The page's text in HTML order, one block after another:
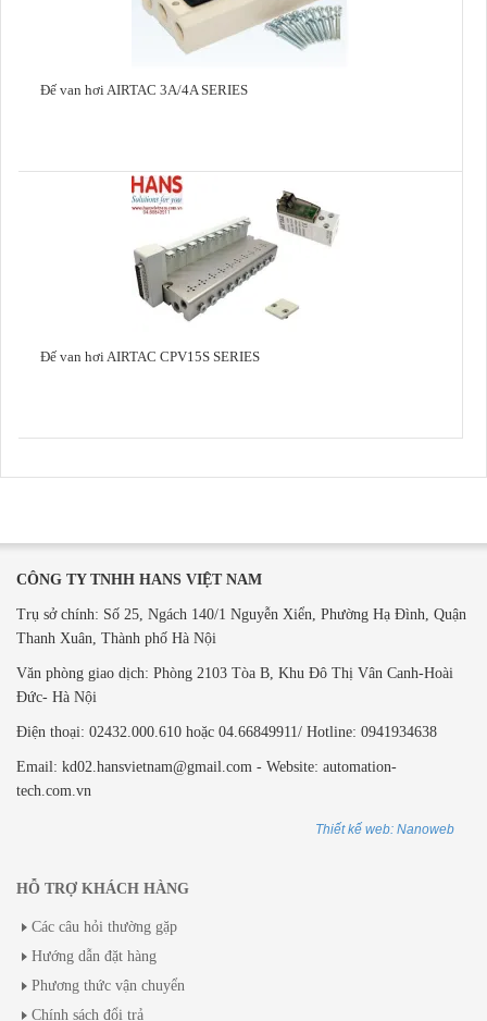
Đế van hơi AIRTAC 3A/4A SERIES
Đế van hơi AIRTAC CPV15S SERIES
CÔNG TY TNHH HANS VIỆT NAM
Trụ sở chính: Số 25, Ngách 140/1 Nguyễn Xiển, Phường Hạ Đình, Quận
Thanh Xuân, Thành phố Hà Nội
Văn phòng giao dịch: ​Phòng 2103 Tòa B, Khu Đô Thị Vân Canh-Hoài
Đức- Hà Nội
Điện thoại: 02432.000.610 hoặc 04.66849911/ Hotline: 0941934638
Email: kd02.hansvietnam@gmail.com - Website: automation-
tech.com.vn
Thiết kế web: Nanoweb
HỖ TRỢ KHÁCH HÀNG
Các câu hỏi thường gặp
Hướng dẫn đặt hàng
Phương thức vận chuyển
Chính sách đổi trả